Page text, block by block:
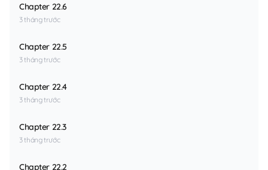
Chapter 22.6
3 tháng trước
Chapter 22.5
3 tháng trước
Chapter 22.4
3 tháng trước
Chapter 22.3
3 tháng trước
Chapter 22.2